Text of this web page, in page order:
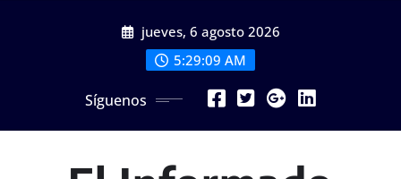
jueves, 6 agosto 2026
5:29:10 AM
Síguenos